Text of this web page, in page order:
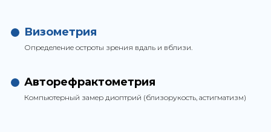
Визометрия
Определение остроты зрения вдаль и вблизи.
Авторефрактометрия
Компьютерный замер диоптрий (близорукость, астигматизм)